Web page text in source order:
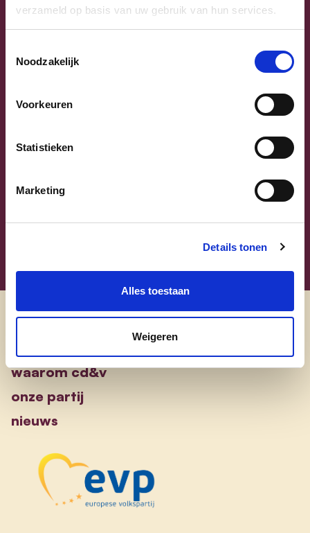
verzameld op basis van uw gebruik van hun services.
Noodzakelijk
Voorkeuren
Statistieken
Marketing
Details tonen
Alles toestaan
Weigeren
Sammy Mahdi
Sammy Mahdi
Previous
waarom cd&v
onze partij
nieuws